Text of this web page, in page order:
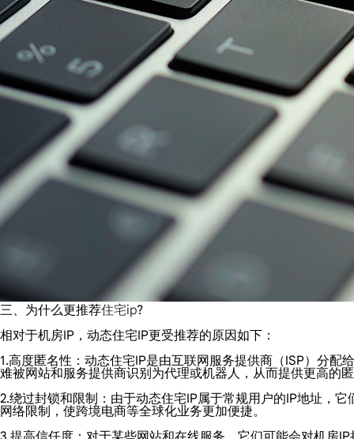
三、为什么更推荐住宅ip?
相对于机房IP，动态住宅IP更受推荐的原因如下：
1.高度匿名性：动态住宅IP是由互联网服务提供商（ISP）分
难被网站和服务提供商识别为代理或机器人，从而提供更高的
2.绕过封锁和限制：由于动态住宅IP属于常规用户的IP地址，
网络限制，使跨境电商等全球化业务更加便捷。